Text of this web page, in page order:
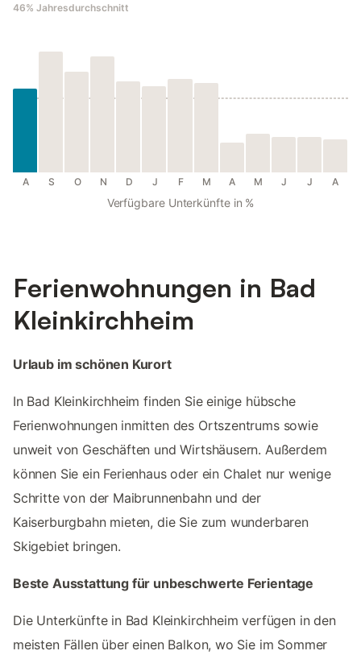
46% Jahresdurchschnitt
A S O N D J F M A M J J A
Verfügbare Unterkünfte in %
Ferienwohnungen in Bad
Kleinkirchheim
Urlaub im schönen Kurort
In Bad Kleinkirchheim finden Sie einige hübsche
Ferienwohnungen inmitten des Ortszentrums sowie
unweit von Geschäften und Wirtshäusern. Außerdem
können Sie ein Ferienhaus oder ein Chalet nur wenige
Schritte von der Maibrunnenbahn und der
Kaiserburgbahn mieten, die Sie zum wunderbaren
Skigebiet bringen.
Beste Ausstattung für unbeschwerte Ferientage
Die Unterkünfte in Bad Kleinkirchheim verfügen in den
meisten Fällen über einen Balkon, wo Sie im Sommer